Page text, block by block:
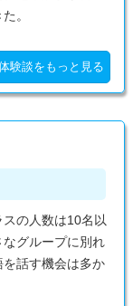
。
験談をもっと見る
の人数は10名以
なグループに別れ
話す機会は多か